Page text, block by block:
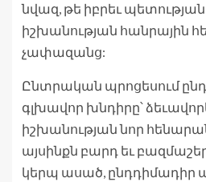
նվազ, թե իբրեւ
իշխանության հանրային
չափազանց:
Ընտրական պրոցեսում
գլխավոր խնդիրը՝
իշխանության նոր
այսինքն բարդ եւ
կերպ ասած, ընդդիմադիր